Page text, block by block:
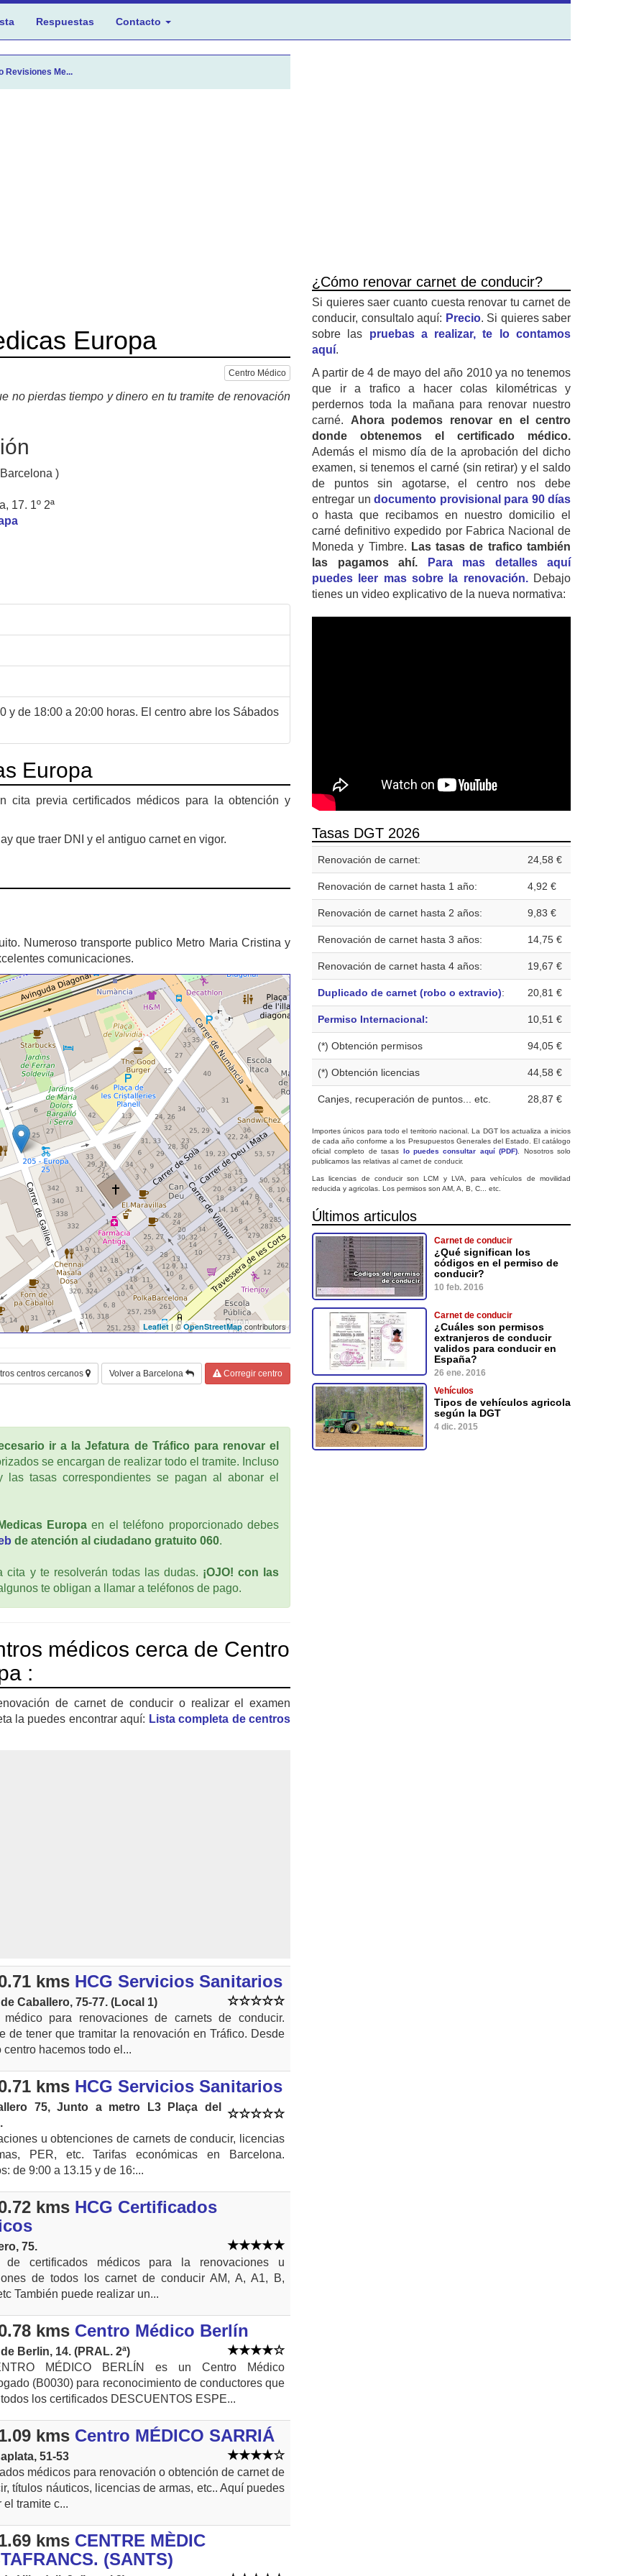
Respuestas Contacto
Revisiones Me...
Europa
Centro Médico
no pierdas tiempo y dinero en tu tramite de renovación
)
17. 1º 2ª
y de 18:00 a 20:00 horas. El centro abre los Sábados
Europa
cita previa certificados médicos para la obtención y
que traer DNI y el antiguo carnet en vigor.
Numeroso transporte publico Metro Maria Cristina y
comunicaciones.
Leaflet | ©OpenStreetMapcontributors
centros cercanos Volver a Barcelona Corregir centro
ir a la Jefatura de Tráfico para renovar el
se encargan de realizar todo el tramite. Incluso
tasas correspondientes se pagan al abonar el
Europaen el teléfono proporcionado debes
de atención al ciudadano gratuito 060.
cita y te resolverán todas las dudas. ¡OJO! con las
te obligan a llamar a teléfonos de pago.
médicos cerca de Centro
:
de carnet de conducir o realizar el examen
la puedes encontrar aquí: Lista completa de centros
kms HCG Servicios Sanitarios
Caballero, 75-77. (Local 1)
médico para renovaciones de carnets de conducir.
de tener que tramitar la renovación en Tráfico. Desde
centro hacemos todo el...
kms HCG Servicios Sanitarios
75, Junto a metro L3 Plaça del
u obtenciones de carnets de conducir, licencias
PER, etc. Tarifas económicas en Barcelona.
de 9:00 a 13.15 y de 16:...
kms HCG Certificados
75.
de certificados médicos para la renovaciones u
de todos los carnet de conducir AM, A, A1, B,
También puede realizar un...
kms Centro Médico Berlín
Berlin, 14. (PRAL. 2ª)
MÉDICO BERLÍN es un Centro Médico
(B0030) para reconocimiento de conductores que
los certificados DESCUENTOS ESPE...
kms Centro MÉDICO SARRIÁ
51-53
médicos para renovación o obtención de carnet de
títulos náuticos, licencias de armas, etc.. Aquí puedes
el tramite c...
kms CENTRE MÈDIC
(SANTS)
¿Cómo renovar carnet de conducir?
Si quieres saer cuanto cuesta renovar tu carnet de
conducir, consultalo aquí: Precio. Si quieres saber
sobre las pruebas a realizar, te lo contamos
aquí.
A partir de 4 de mayo del año 2010 ya no tenemos
que ir a trafico a hacer colas kilométricas y
perdernos toda la mañana para renovar nuestro
carné. Ahora podemos renovar en el centro
donde obtenemos el certificado médico.
Además el mismo día de la aprobación del dicho
examen, si tenemos el carné (sin retirar) y el saldo
de puntos sin agotarse, el centro nos debe
entregar un documento provisional para 90 días
o hasta que recibamos en nuestro domicilio el
carné definitivo expedido por Fabrica Nacional de
Moneda y Timbre. Las tasas de trafico también
las pagamos ahí.
Para mas detalles aquí
puedes leer mas sobre la renovación.Debajo
tienes un video explicativo de la nueva normativa:
Tasas DGT 2026
Renovación de carnet: 24,58 €
Renovación de carnet hasta 1 año: 4,92 €
Renovación de carnet hasta 2 años: 9,83 €
Renovación de carnet hasta 3 años: 14,75 €
Renovación de carnet hasta 4 años: 19,67 €
Duplicado de carnet (robo o extravio): 20,81 €
Permiso Internacional: 10,51 €
(*) Obtención permisos 94,05 €
(*) Obtención licencias 44,58 €
Canjes, recuperación de puntos... etc. 28,87 €
Importes únicos para todo el territorio nacional. La DGT los actualiza a inicios
de cada año conforme a los Presupuestos Generales del Estado. El catálogo
oficial completo de tasas lo puedes consultar aquí (PDF) . Nosotros solo
publicamos las relativas al carnet de conducir.
Las licencias de conducir son LCM y LVA, para vehículos de movilidad
reducida y agricolas. Los permisos son AM, A, B, C... etc.
Últimos articulos
Carnet de conducir
¿Qué significan los
códigos en el permiso de
conducir?
10 feb. 2016
Carnet de conducir
¿Cuáles son permisos
extranjeros de conducir
validos para conducir en
España?
26 ene. 2016
Vehículos
Tipos de vehículos agricola
según la DGT
4 dic. 2015